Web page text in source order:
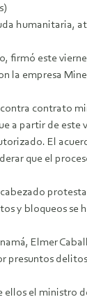
humanitaria,
firmó este
la empresa
contrato
a partir de
El
que el
y bloqueos se
Elmer
presuntos
el ministro